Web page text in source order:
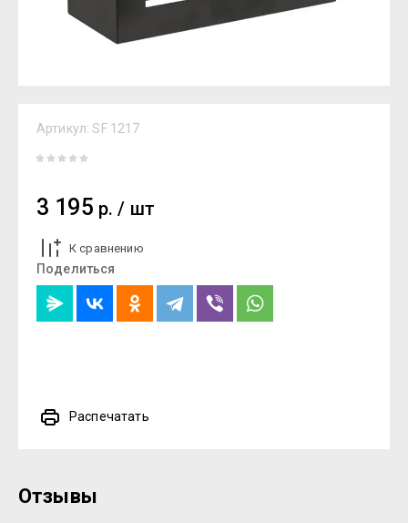
Артикул: SF 1217
3 195 р. / шт
К сравнению
Поделиться
Распечатать
Отзывы